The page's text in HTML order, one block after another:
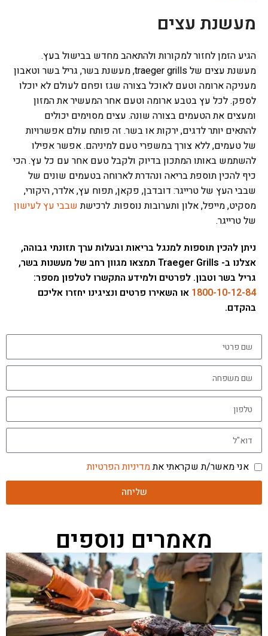
מעשנת עצים
הגיע הזמן לחזור למקורות ולהתאהב מחדש בבישול בעץ.
מעשנת עצים של traeger grills, מעשנת בשר, גריל בשר וטאבון
מעניקה ארומה וטעם לאוכל בצורה שגז ופחם לעולם לא יוכלו
לספק. לכל עץ בטבע ארומה וטעם אחר המעשיר את המזון
ומעצים את הטעמים בצורה שונה. עצים מסוימים יכולים
להתאים יותר לדגים, ירקות או בשר. זה פותח עולם אפשרויות
של טעמים, ללא צורך במשפרי טעם למיניהם. אפשר אפילו
להשתמש באותו המתכון בדיוק ולקבל טעם אחר עם כל עץ. הכי
כיף להכין תוספת בריאה ונהדרת לארוחה בטעמים שונים של
שבבי העץ של טרייגר: דובדבן, פקאן, תפוח עץ, אלדר, היקורי,
מסקיט, מייפל, אלון ותערובות נוספות. לרכישתשבבי עץ לעישון
של טרייגר.
ניתן להכין תוספות למנגל בריאות ובעלות ערך תזונתי גבוהה,
אצלנו ב- Traeger Grills תמצאו מגוון רחב של מעשנות בשר,
גריל בשר וטבון. לפרטים ולמידע התקשרו לטלפון מספר:
1800-10-12-84 או השאירו פרטים ונציגינו יחזרו אליכם
בהקדם.
אני מאשר/ת שקראתי אתמדיניות הפרטיות
שליחה
מאמרים נוספים